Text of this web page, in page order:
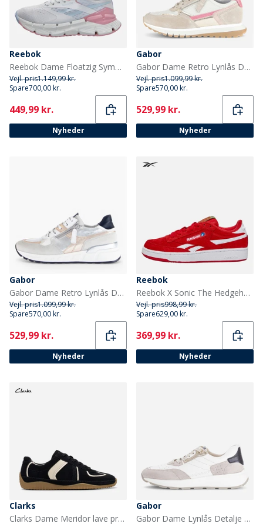
Reebok
Reebok Dame Floatzig Symmetros Neutrale Løbesko Moon/Dusty Rose/Y2K Blue
Vejl. pris1.149,99 kr.
Spare700,00 kr.
Current
449,99 kr.
Nyheder
Gabor
Gabor Dame Retro Lynlås Detalje Sneakers Hvid/Grå/Pink
Vejl. pris1.099,99 kr.
Spare570,00 kr.
Current
529,99 kr.
Nyheder
Gabor
Gabor Dame Retro Lynlås Detalje Sneakers Hvid/Silver
Vejl. pris1.099,99 kr.
Spare570,00 kr.
Current
529,99 kr.
Nyheder
Reebok
Reebok X Sonic The Hedgehog 3 Club C Revenge 'Knuckles' Træningssko Rød/Hvid/Rød
Vejl. pris998,99 kr.
Spare629,00 kr.
Current
369,99 kr.
Nyheder
Clarks
Clarks Dame Meridor lave profilstøvler Black Combi Sde
Gabor
Gabor Dame Lynlås Detalje Træningssko Hvid/Grå/Sort